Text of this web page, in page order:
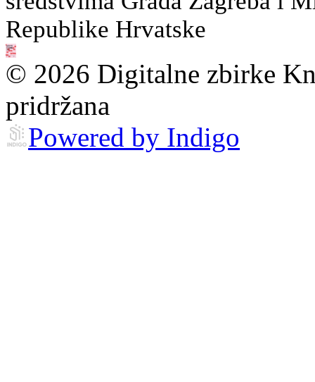
Republike Hrvatske
© 2026 Digitalne zbirke
pridržana
Powered by Indigo